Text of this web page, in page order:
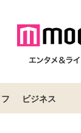
ビジネス